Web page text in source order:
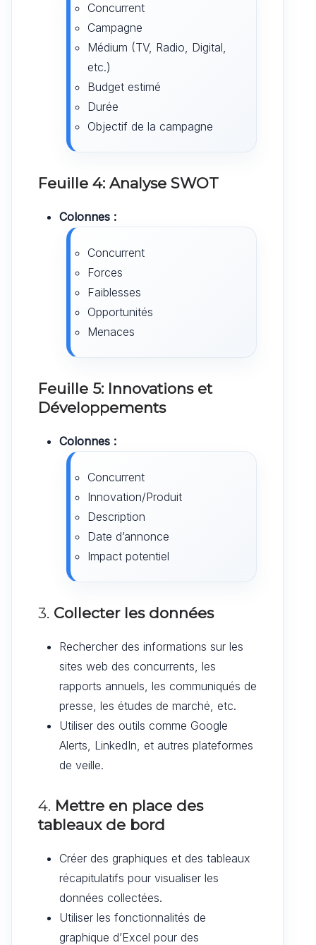
Concurrent
Campagne
Médium (TV, Radio, Digital,
etc.)
Budget estimé
Durée
Objectif de la campagne
Feuille 4: Analyse SWOT
Colonnes :
Concurrent
Forces
Faiblesses
Opportunités
Menaces
Feuille 5: Innovations et
Développements
Colonnes :
Concurrent
Innovation/Produit
Description
Date d’annonce
Impact potentiel
3. Collecter les données
Rechercher des informations sur les
sites web des concurrents, les
rapports annuels, les communiqués de
presse, les études de marché, etc.
Utiliser des outils comme Google
Alerts, LinkedIn, et autres plateformes
de veille.
4. Mettre en place des
tableaux de bord
Créer des graphiques et des tableaux
récapitulatifs pour visualiser les
données collectées.
Utiliser les fonctionnalités de
graphique d’Excel pour des